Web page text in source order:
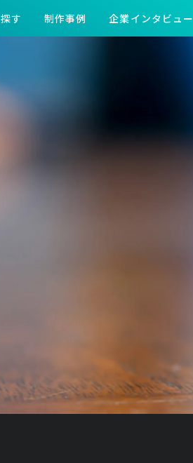
す 制作事例 企業インタビュー